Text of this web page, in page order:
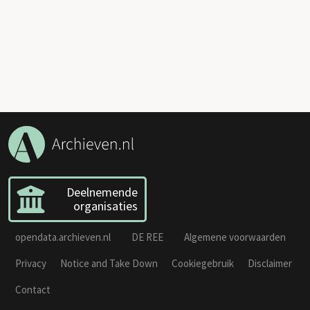
Deelnemende
organisaties
opendata.archieven.nl DE REE
Algemene voorwaarden
Privacy
Notice and Take Down Cookiegebruik
Disclaimer
Contact